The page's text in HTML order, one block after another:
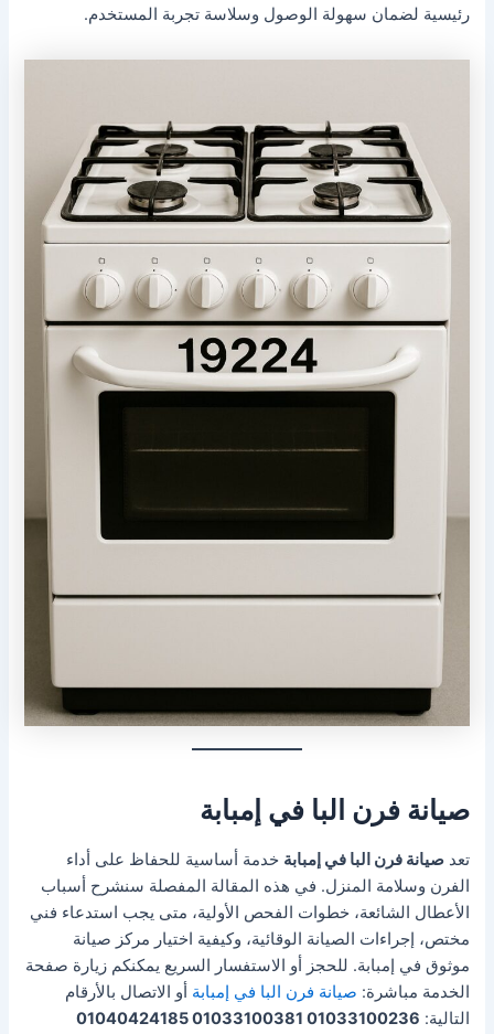
رئيسية لضمان سهولة الوصول وسلاسة تجربة المستخدم.
صيانة فرن البا في إمبابة
تعدصيانة فرن البا في إمبابة خدمة أساسية للحفاظ على أداء
الفرن وسلامة المنزل. في هذه المقالة المفصلة سنشرح أسباب
الأعطال الشائعة، خطوات الفحص الأولية، متى يجب استدعاء فني
مختص، إجراءات الصيانة الوقائية، وكيفية اختيار مركز صيانة
موثوق في إمبابة. للحجز أو الاستفسار السريع يمكنكم زيارة صفحة
الخدمة مباشرة: صيانة فرن البا في إمبابة أو الاتصال بالأرقام
التالية:
01033100236 01033100381 01040424185